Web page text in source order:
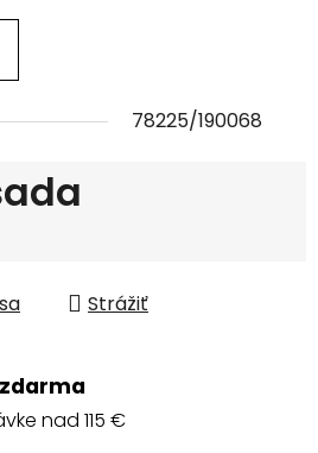
78225/190068
Strážiť
nad 115 €